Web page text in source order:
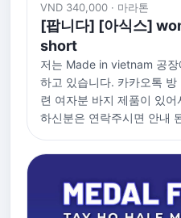
VND 340,000 · 마라톤
[팝니다] [아식스]
short
저는 Made in vietnam 공
하고 있습니다. 카카오톡
련 여자분 바지 제품이 있
하신분은 연락주시면 안내